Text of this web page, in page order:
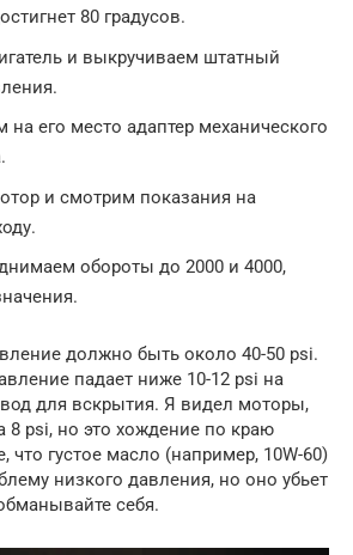
80 градусов.
и выкручиваем штатный
на его место адаптер механического
и смотрим показания на
обороты до 2000 и 4000,
должно быть около 40-50 psi.
падает ниже 10-12 psi на
для вскрытия. Я видел моторы,
8 psi, но это хождение по краю
что густое масло (например, 10W-60)
низкого давления, но оно убьет
себя.